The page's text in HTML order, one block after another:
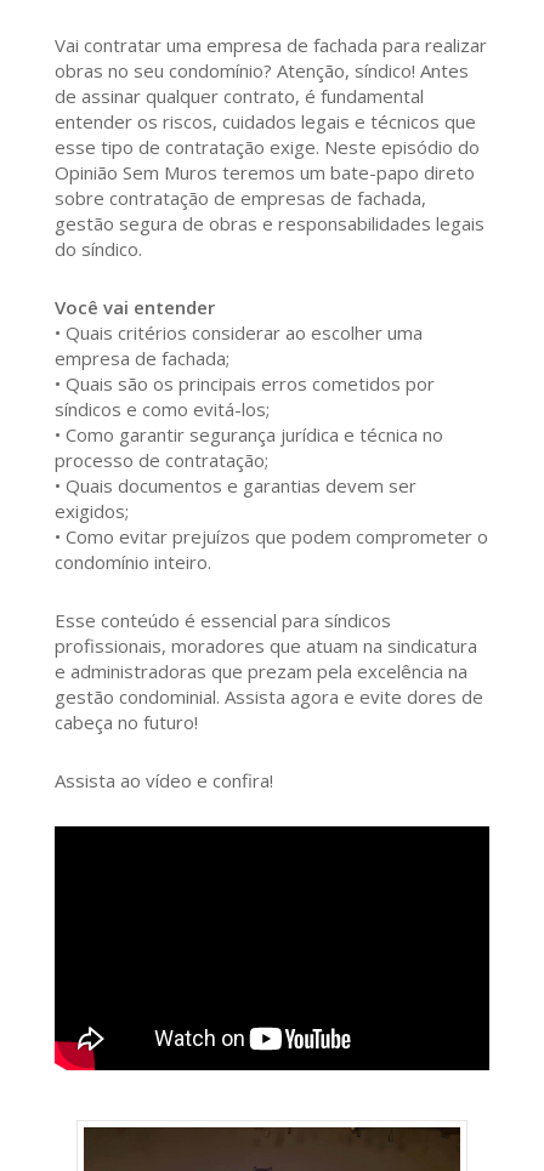
Vai contratar uma empresa de fachada para realizar
obras no seu condomínio? Atenção, síndico! Antes
de assinar qualquer contrato, é fundamental
entender os riscos, cuidados legais e técnicos que
esse tipo de contratação exige. Neste episódio do
Opinião Sem Muros teremos um bate-papo direto
sobre contratação de empresas de fachada,
gestão segura de obras e responsabilidades legais
do síndico.
Você vai entender
• Quais critérios considerar ao escolher uma
empresa de fachada;
• Quais são os principais erros cometidos por
síndicos e como evitá-los;
• Como garantir segurança jurídica e técnica no
processo de contratação;
• Quais documentos e garantias devem ser
exigidos;
• Como evitar prejuízos que podem comprometer o
condomínio inteiro.
Esse conteúdo é essencial para síndicos
profissionais, moradores que atuam na sindicatura
e administradoras que prezam pela excelência na
gestão condominial. Assista agora e evite dores de
cabeça no futuro!
Assista ao vídeo e confira!